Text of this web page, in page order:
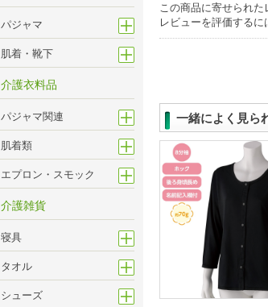
パジャマ
肌着・靴下
介護衣料品
パジャマ関連
肌着類
エプロン・スモック
介護雑貨
寝具
タオル
シューズ
この商品に寄せられた
レビューを評価するに
一緒によく見ら